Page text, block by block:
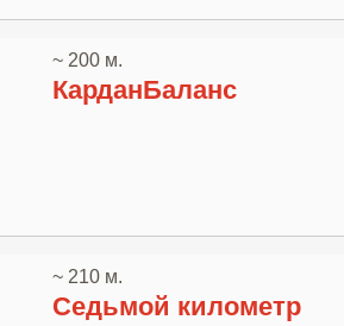
~ 200 м.
КарданБаланс
~ 210 м.
Седьмой километр